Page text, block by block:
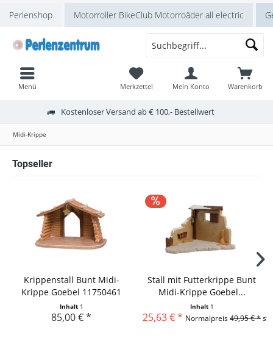
Perlenshop Motorroller BikeClub Motorroäder all electric
Kostenloser Versand ab € 100,- Bestellwert
Warenkorb
Merkzettel Mein Konto
Menü
Midi-Krippe
Topseller
Krippenstall Bunt Midi-
Krippe Goebel 11750461
Inhalt 1
85,00 € *
Stall mit Futterkrippe Bunt
Midi-Krippe Goebel...
Inhalt 1
25,63 € * Normalpreis49,95 € *